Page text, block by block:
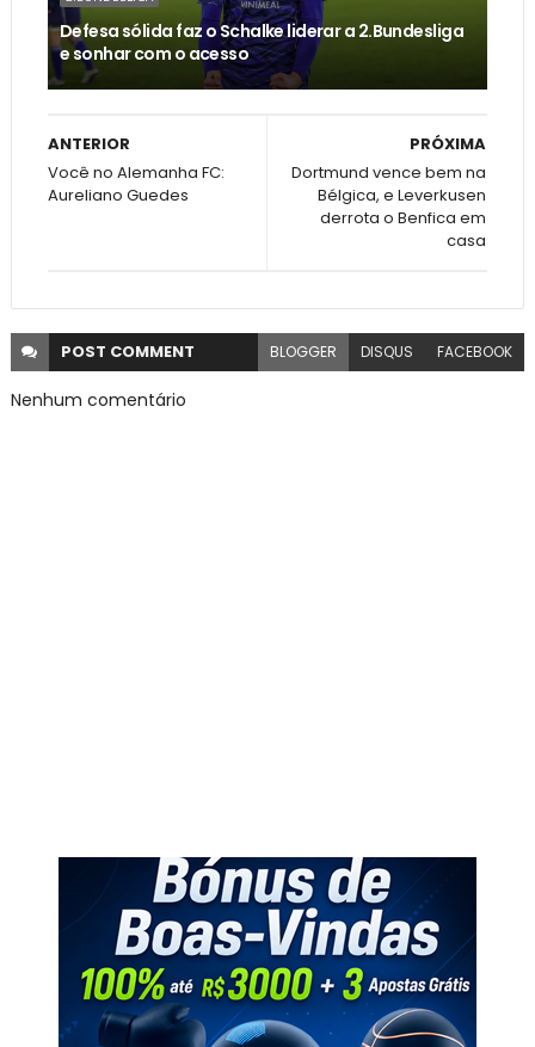
Defesa sólida faz o Schalke liderar a 2.Bundesliga
e sonhar com o acesso
PRÓXIMA
Dortmund vence bem na
Bélgica, e Leverkusen
derrota o Benfica em
casa
ANTERIOR
Você no Alemanha FC:
Aureliano Guedes
POST COMMENT BLOGGER DISQUS FACEBOOK
Nenhum comentário